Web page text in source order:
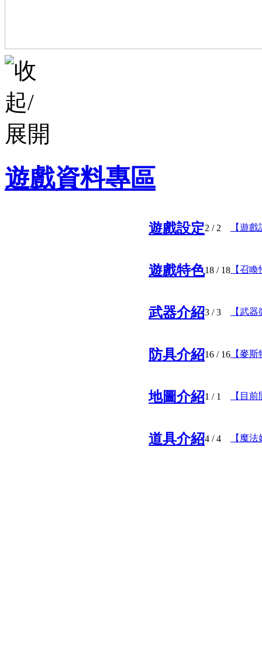
遊戲資料專區
遊戲設定2 / 2 【遊
遊戲特色18 / 18 【召
武器介紹3 / 3 【武
防具介紹16 / 16 【麥
地圖介紹1 / 1 【目
道具介紹4 / 4 【魔